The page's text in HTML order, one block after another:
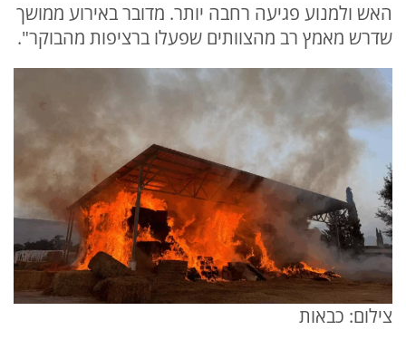
האש ולמנוע פגיעה רחבה יותר. מדובר באירוע ממושך
שדרש מאמץ רב מהצוותים שפעלו ברציפות מהבוקר".
צילום: כבאות